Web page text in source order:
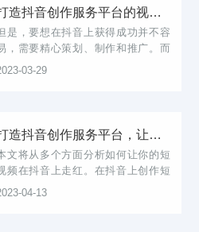
打造抖音创作服务平台的视频内容策划师，这样做！
是，要想在抖音上获得成功并不容
，需要精心策划、制作和推广。而
音创作服务平台就为这些自媒体人
供了一...
03-29
打造抖音创作服务平台，让你的短视频走红！
文将从多个方面分析如何让你的短
频在抖音上走红。在抖音上创作短
频最重要的是要有创意。专业性：
04-13